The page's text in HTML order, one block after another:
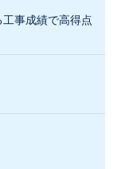
工事成績で高得点